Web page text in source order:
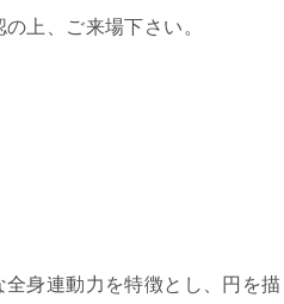
上、ご来場下さい。
身連動力を特徴とし、円を